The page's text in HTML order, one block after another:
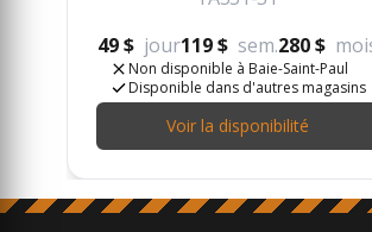
49 $ jour119 $ sem.280 $
Non disponible à Baie-Saint-Paul
Disponible dans d'autres magasins
Voir la disponibilité